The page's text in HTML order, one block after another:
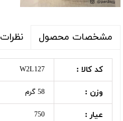
مشخصات محصول نظرات
کد کالا : W2L127
وزن : 58 گرم
عیار : 750